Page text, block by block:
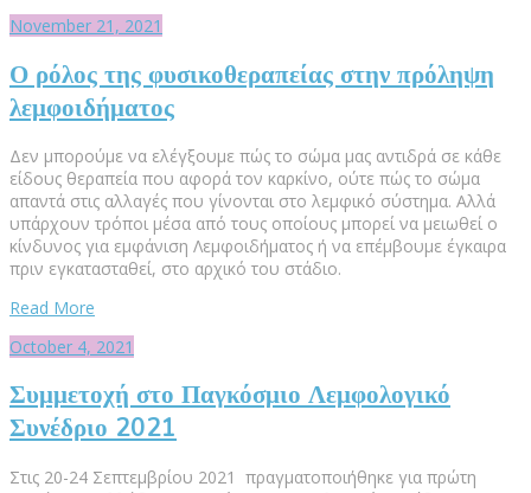
November 21, 2021
Ο ρόλος της φυσικοθεραπείας στην πρόληψη
λεμφοιδήματος
Δεν μπορούμε να ελέγξουμε πώς το σώμα μας αντιδρά σε κάθε
είδους θεραπεία που αφορά τον καρκίνο, ούτε πώς το σώμα
απαντά στις αλλαγές που γίνονται στο λεμφικό σύστημα. Αλλά
υπάρχουν τρόποι μέσα από τους οποίους μπορεί να μειωθεί ο
κίνδυνος για εμφάνιση Λεμφοιδήματος ή να επέμβουμε έγκαιρα
πριν εγκατασταθεί, στο αρχικό του στάδιο.
Read More
October 4, 2021
Συμμετοχή στο Παγκόσμιο Λεμφολογικό
Συνέδριο 2021
Στις 20-24 Σεπτεμβρίου 2021 πραγματοποιήθηκε για πρώτη